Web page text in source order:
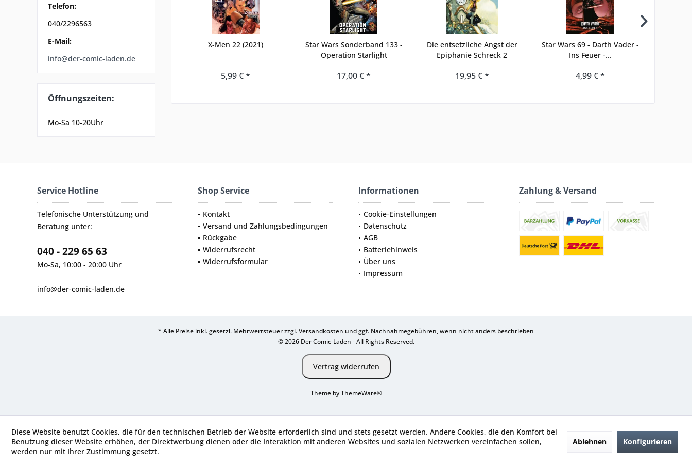
Telefon:
040/2296563
E-Mail:
info@der-comic-laden.de
Öffnungszeiten:
Mo-Sa 10-20Uhr
X-Men 22 (2021)
5,99 € *
Star Wars Sonderband 133 -
Operation Starlight
17,00 € *
Die entsetzliche Angst der
Epiphanie Schreck 2
19,95 € *
Star Wars 69 - Darth Vader -
Ins Feuer -...
4,99 € *
Service Hotline
Telefonische Unterstützung und
Beratung unter:
040 - 229 65 63
Mo-Sa, 10:00 - 20:00 Uhr
info@der-comic-laden.de
Shop Service
Kontakt
Versand und Zahlungsbedingungen
Rückgabe
Widerrufsrecht
Widerrufsformular
Informationen
Cookie-Einstellungen
Datenschutz
AGB
Batteriehinweis
Über uns
Impressum
Zahlung & Versand
* Alle Preise inkl. gesetzl. Mehrwertsteuer zzgl.Versandkosten und ggf. Nachnahmegebühren, wenn nicht anders beschrieben
© 2026 Der Comic-Laden - All Rights Reserved.
Vertrag widerrufen
Theme byThemeWare®
Diese Website benutzt Cookies, die für den technischen Betrieb der Website erforderlich sind und stets gesetzt werden. Andere Cookies, die den Komfort bei
Benutzung dieser Website erhöhen, der Direktwerbung dienen oder die Interaktion mit anderen Websites und sozialen Netzwerken vereinfachen sollen,
werden nur mit Ihrer Zustimmung gesetzt.
Ablehnen Konfigurieren